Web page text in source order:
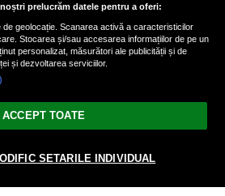
prelucrăm datele pentru a oferi:
geolocație. Scanarea activă a caracteristicilor
Stocarea și/sau accesarea informațiilor de pe un
personalizat, măsurători ale publicității și de
și dezvoltarea serviciilor.
ACCEPT TOATE
SETARILE INDIVIDUAL